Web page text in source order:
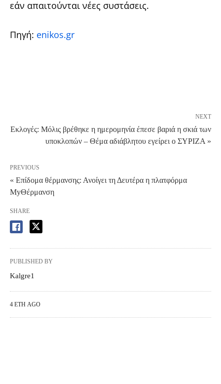
εάν απαιτούνται νέες συστάσεις.
Πηγή: enikos.gr
NEXT
Εκλογές: Μόλις βρέθηκε η ημερομηνία έπεσε βαριά η σκιά των
υποκλοπών – Θέμα αδιάβλητου εγείρει ο ΣΥΡΙΖΑ »
PREVIOUS
« Επίδομα θέρμανσης: Ανοίγει τη Δευτέρα η πλατφόρμα
MyΘέρμανση
SHARE
PUBLISHED BY
Kalgre1
4 ΈΤΗ AGO